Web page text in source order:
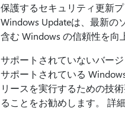
保護するセキュリティ更新
Windows Updateは、最新の
含む Windows の信頼性を向
サポートされていないバー
サポートされている
リースを実行するための技
ることをお勧めします。 詳